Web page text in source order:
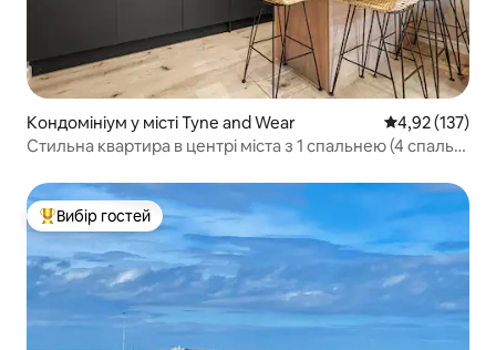
Кондомініум у місті Tyne and Wear Середня
4,92 (137)
Стильна квартира в центрі міста з 1 спальнею (4 спальні
Топ вибір гостей
Вибір гостей